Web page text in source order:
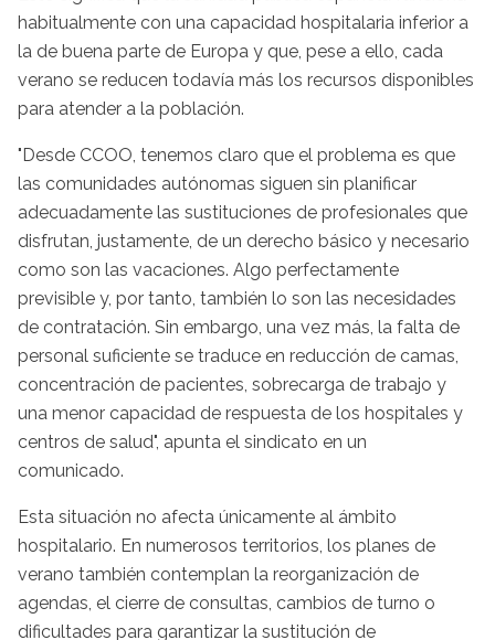
habitualmente con una capacidad hospitalaria inferior a
la de buena parte de Europa y que, pese a ello, cada
verano se reducen todavía más los recursos disponibles
para atender a la población.
"Desde CCOO, tenemos claro que el problema es que
las comunidades autónomas siguen sin planificar
adecuadamente las sustituciones de profesionales que
disfrutan, justamente, de un derecho básico y necesario
como son las vacaciones. Algo perfectamente
previsible y, por tanto, también lo son las necesidades
de contratación. Sin embargo, una vez más, la falta de
personal suficiente se traduce en reducción de camas,
concentración de pacientes, sobrecarga de trabajo y
una menor capacidad de respuesta de los hospitales y
centros de salud", apunta el sindicato en un
comunicado.
Esta situación no afecta únicamente al ámbito
hospitalario. En numerosos territorios, los planes de
verano también contemplan la reorganización de
agendas, el cierre de consultas, cambios de turno o
dificultades para garantizar la sustitución de